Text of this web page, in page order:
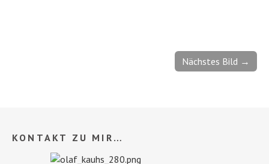
Nächstes Bild →
KONTAKT ZU MIR…